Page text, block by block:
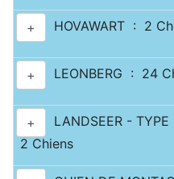
+ HOVAWART : 2
+ LEONBERG : 24
+
LANDSEER -
2 Chiens